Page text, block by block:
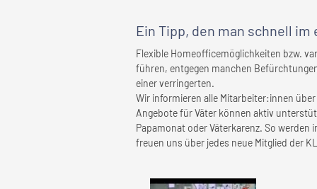
Ein Tipp, den man schnell im
Flexible Homeofficemöglichkeiten bzw.
führen, entgegen manchen
einer verringerten.
Wir informieren alle Mitarbeiter:innen
Angebote für Väter können aktiv
Papamonat oder Väterkarenz. So werden
freuen uns über jedes neue Mitglied der